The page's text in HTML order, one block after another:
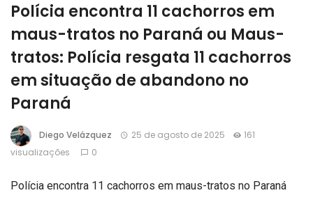
Polícia encontra 11 cachorros em
maus-tratos no Paraná ou Maus-
tratos: Polícia resgata 11 cachorros
em situação de abandono no
Paraná
Diego Velázquez 25 de agosto de 2025
161
visualizações
0
Polícia encontra 11 cachorros em maus-tratos no Paraná